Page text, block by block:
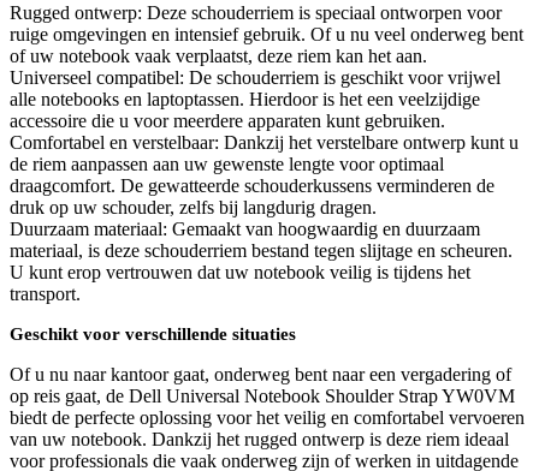
Rugged ontwerp: Deze schouderriem is speciaal ontworpen voor
ruige omgevingen en intensief gebruik. Of u nu veel onderweg bent
of uw notebook vaak verplaatst, deze riem kan het aan.
Universeel compatibel: De schouderriem is geschikt voor vrijwel
alle notebooks en laptoptassen. Hierdoor is het een veelzijdige
accessoire die u voor meerdere apparaten kunt gebruiken.
Comfortabel en verstelbaar: Dankzij het verstelbare ontwerp kunt u
de riem aanpassen aan uw gewenste lengte voor optimaal
draagcomfort. De gewatteerde schouderkussens verminderen de
druk op uw schouder, zelfs bij langdurig dragen.
Duurzaam materiaal: Gemaakt van hoogwaardig en duurzaam
materiaal, is deze schouderriem bestand tegen slijtage en scheuren.
U kunt erop vertrouwen dat uw notebook veilig is tijdens het
transport.
Geschikt voor verschillende situaties
Of u nu naar kantoor gaat, onderweg bent naar een vergadering of
op reis gaat, de Dell Universal Notebook Shoulder Strap YW0VM
biedt de perfecte oplossing voor het veilig en comfortabel vervoeren
van uw notebook. Dankzij het rugged ontwerp is deze riem ideaal
voor professionals die vaak onderweg zijn of werken in uitdagende